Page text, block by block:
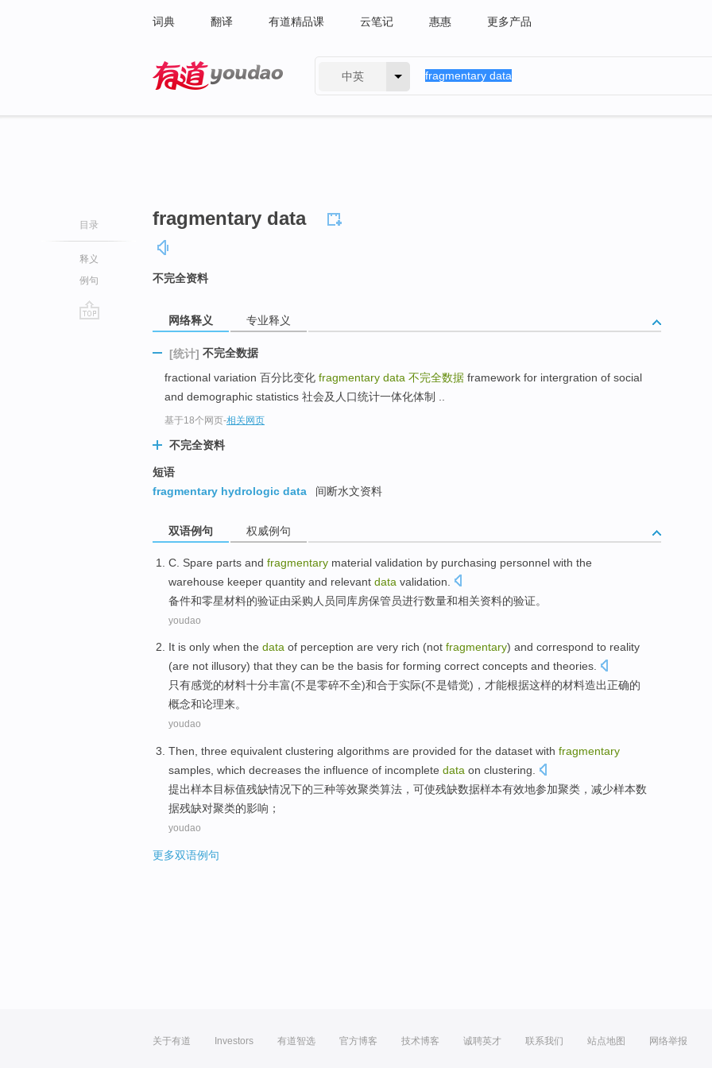
词典 翻译 有道精品课 云笔记 惠惠 更多产品
中英
目录
释义
例句
fragmentary data
不完全资料
网络释义 专业释义
[统计] 不完全数据
fractional variation 百分比变化 fragmentary data 不完全数据 framework for intergration of social
and demographic statistics 社会及人口统计一体化体制 ..
基于18个网页-相关网页
不完全资料
短语
fragmentary hydrologic data
间断水文资料
双语例句 权威例句
C. Spare parts and fragmentary material validation by purchasing personnel with the
warehouse keeper quantity and relevant data validation.
备件和零星材料的验证由采购 人员同库房保管员进行数量和相关资料的验证。
youdao
It is only when the data of perception are very rich (not fragmentary) and correspond to reality
(are not illusory) that they can be the basis for forming correct concepts and theories.
只有感觉的材料十分丰富(不是零碎不全)和合于实际(不是错觉)， 才能根据这样的材料造出正确的
概念和论理来。
youdao
Then, three equivalent clustering algorithms are provided for the dataset with fragmentary
samples which decreases the influence of incomplete data on clustering
提出样本目标值残缺情况下的三种等效聚类算法 ，可使残缺数据样本有效地参加聚类，减少样本数
据残缺对聚类的影响 ；
youdao
更多双语例句
关于有道 Investors 有道智选 官方博客 技术博客 诚聘英才 联系我们 站点地图 网络举报